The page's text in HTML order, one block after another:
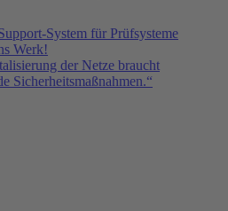
System für Prüfsysteme
Werk!
der Netze braucht
Sicherheitsmaßnahmen.“